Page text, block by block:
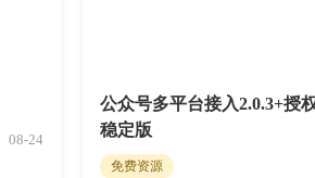
08-24
公众号多平台接入2.0.3+授
稳定版
免费资源